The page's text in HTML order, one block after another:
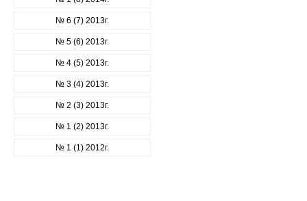
№ 6 (7) 2013г.
№ 5 (6) 2013г.
№ 4 (5) 2013г.
№ 3 (4) 2013г.
№ 2 (3) 2013г.
№ 1 (2) 2013г.
№ 1 (1) 2012г.